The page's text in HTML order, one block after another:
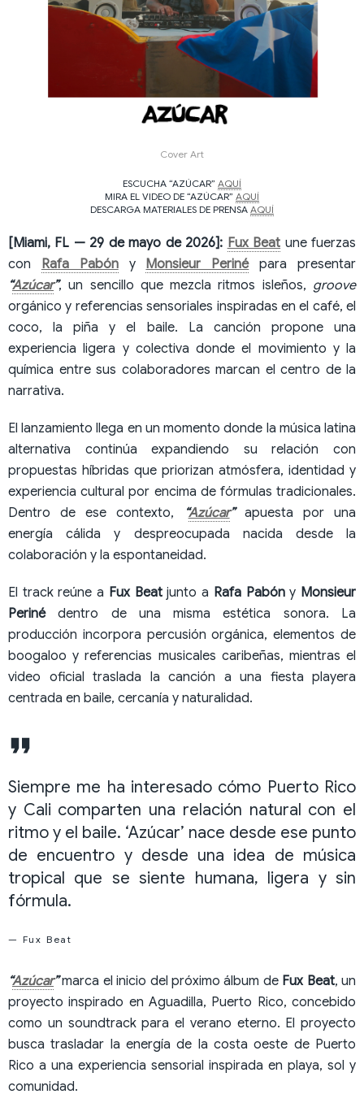
Cover Art
ESCUCHA “AZÚCAR” AQUÍ
MIRA EL VIDEO DE “AZÚCAR” AQUÍ
DESCARGA MATERIALES DE PRENSA AQUÍ
[Miami, FL — 29 de mayo de 2026]: Fux Beat une fuerzas
con Rafa Pabóny Monsieur Perinépara presentar
“Azúcar”, un sencillo que mezcla ritmos isleños, groove
orgánico y referencias sensoriales inspiradas en el café, el
coco, la piña y el baile. La canción propone una
experiencia ligera y colectiva donde el movimiento y la
química entre sus colaboradores marcan el centro de la
narrativa.
El lanzamiento llega en un momento donde la música latina
alternativa continúa expandiendo su relación con
propuestas híbridas que priorizan atmósfera, identidad y
experiencia cultural por encima de fórmulas tradicionales.
Dentro de ese contexto,
“Azúcar” apuesta por una
energía cálida y despreocupada nacida desde la
colaboración y la espontaneidad.
El track reúne a Fux Beatjunto a Rafa Pabóny Monsieur
Perinédentro de una misma estética sonora. La
producción incorpora percusión orgánica, elementos de
boogaloo y referencias musicales caribeñas, mientras el
video oficial traslada la canción a una fiesta playera
centrada en baile, cercanía y naturalidad.
Siempre me ha interesado cómo Puerto Rico
y Cali comparten una relación natural con el
ritmo y el baile. ‘Azúcar’ nace desde ese punto
de encuentro y desde una idea de música
tropical que se siente humana, ligera y sin
fórmula.
— Fux Beat
“Azúcar”marca el inicio del próximo álbum de Fux Beat, un
proyecto inspirado en Aguadilla, Puerto Rico, concebido
como un soundtrack para el verano eterno. El proyecto
busca trasladar la energía de la costa oeste de Puerto
Rico a una experiencia sensorial inspirada en playa, sol y
comunidad.